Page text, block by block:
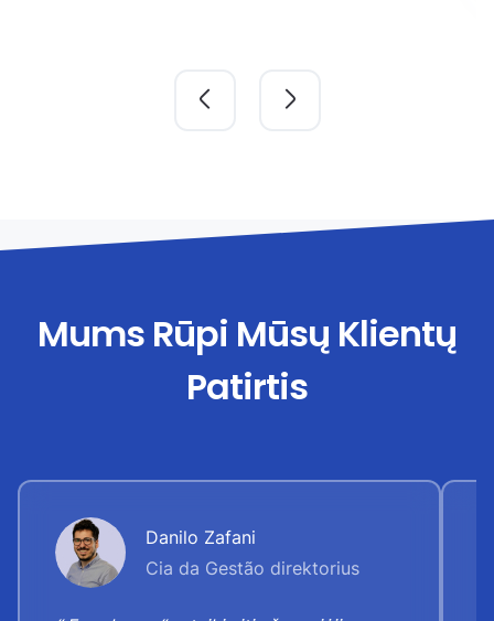
Mums Rūpi Mūsų Klientų
Patirtis
Danilo Zafani
Cia da Gestão direktorius